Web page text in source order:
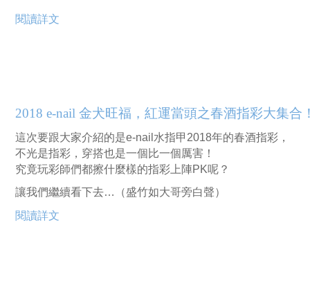
閱讀詳文
2018 e-nail 金犬旺福，紅運當頭之春酒指彩大集合
這次要跟大家介紹的是e-nail水指甲2018年的春酒指彩，
不光是指彩，穿搭也是一個比一個厲害！
究竟玩彩師們都擦什麼樣的指彩上陣PK呢？
讓我們繼續看下去…（盛竹如大哥旁白聲）
閱讀詳文